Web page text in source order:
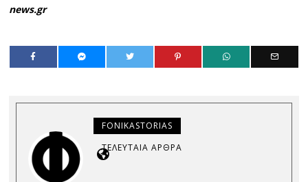
news.gr
FONIKASTORIAS
ΤΕΛΕΥΤΑΊΑ ΆΡΘΡΑ